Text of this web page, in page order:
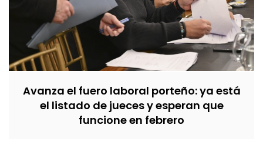
Avanza el fuero laboral porteño: ya está
el listado de jueces y esperan que
funcione en febrero